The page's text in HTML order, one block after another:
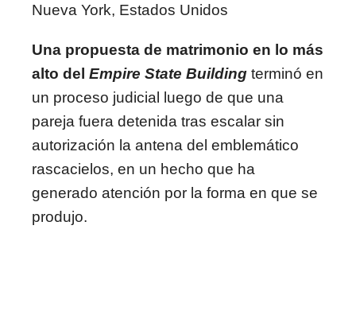
Nueva York, Estados Unidos
Una propuesta de matrimonio en lo más
alto del Empire State Building terminó en
un proceso judicial luego de que una
pareja fuera detenida tras escalar sin
autorización la antena del emblemático
rascacielos, en un hecho que ha
generado atención por la forma en que se
produjo.